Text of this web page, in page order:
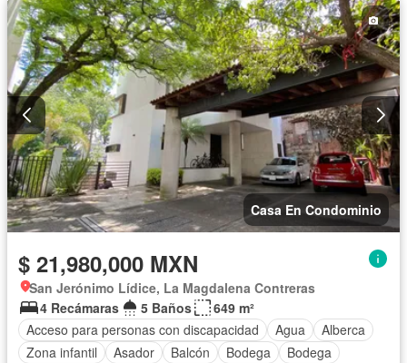
Casa En Condominio
$ 21,980,000 MXN
San Jerónimo Lídice, La Magdalena Contreras
4 Recámaras
5 Baños
649 m²
Acceso para personas con discapacidad
Agua
Alberca
Zona infantil
Asador Balcón Bodega
Bodega